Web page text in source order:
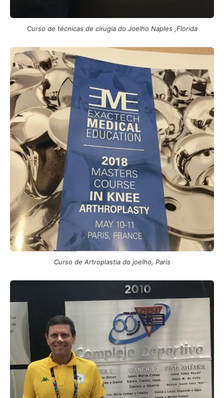
Curso de técnicas de cirugia do Joelho Naples ,Florida
Curso de Artroplastia do joelho, Paris